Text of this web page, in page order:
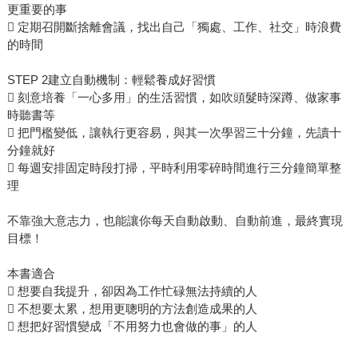
更重要的事
 定期召開斷捨離會議，找出自己「獨處、工作、社交」時浪費
的時間
STEP 2建立自動機制：輕鬆養成好習慣
 刻意培養「一心多用」的生活習慣，如吹頭髮時深蹲、做家事
時聽書等
 把門檻變低，讓執行更容易，與其一次學習三十分鐘，先讀十
分鐘就好
 每週安排固定時段打掃，平時利用零碎時間進行三分鐘簡單整
理
不靠強大意志力，也能讓你每天自動啟動、自動前進，最終實現
目標！
本書適合
 想要自我提升，卻因為工作忙碌無法持續的人
 不想要太累，想用更聰明的方法創造成果的人
 想把好習慣變成「不用努力也會做的事」的人